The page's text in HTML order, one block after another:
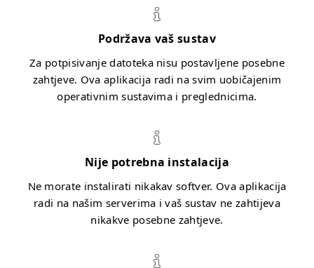
Podržava vaš sustav
Za potpisivanje datoteka nisu postavljene posebne
zahtjeve. Ova aplikacija radi na svim uobičajenim
operativnim sustavima i preglednicima.
Nije potrebna instalacija
Ne morate instalirati nikakav softver. Ova aplikacija
radi na našim serverima i vaš sustav ne zahtijeva
nikakve posebne zahtjeve.